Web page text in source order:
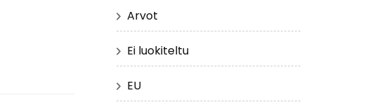
Arvot
Ei luokiteltu
EU